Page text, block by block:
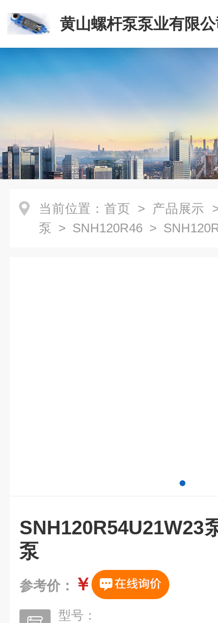
黄山螺杆泵泵业有限
当前位置： 首页 > 产品展示
泵 > SNH120R46 >
SNH120R54U21W23
泵
参考价： ￥
型号：